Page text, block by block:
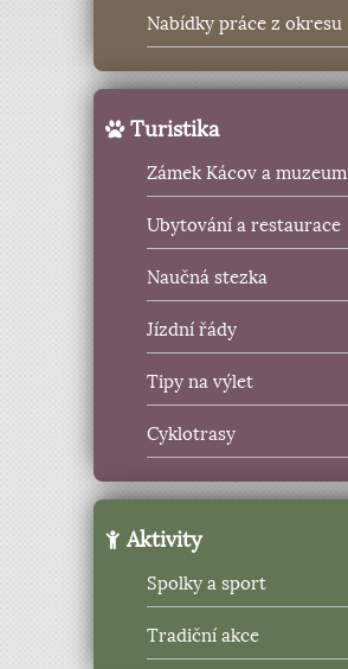
Nabídky práce z okresu
Turistika
Zámek Kácov a muzeum
Ubytování a restaurace
Naučná stezka
Jízdní řády
Tipy na výlet
Cyklotrasy
Aktivity
Spolky a sport
Tradiční akce